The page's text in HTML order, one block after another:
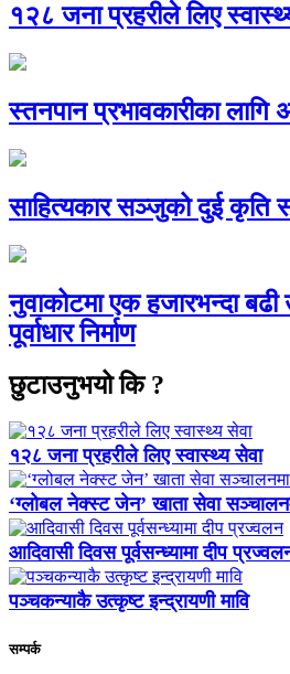
१२८ जना प्रहरीले लिए
स्तनपान प्रभावकारीका लागि
साहित्यकार सञ्जुको दुई कृति
नुवाकोटमा एक हजारभन्दा
पूर्वाधार निर्माण
छुटाउनुभयो कि ?
१२८ जना प्रहरीले लिए स्वास्थ्य सेवा
‘ग्लोबल नेक्स्ट जेन’ खाता सेवा
आदिवासी दिवस पूर्वसन्ध्यामा दीप
पञ्चकन्याकै उत्कृष्ट इन्द्रायणी मावि
सम्पर्क